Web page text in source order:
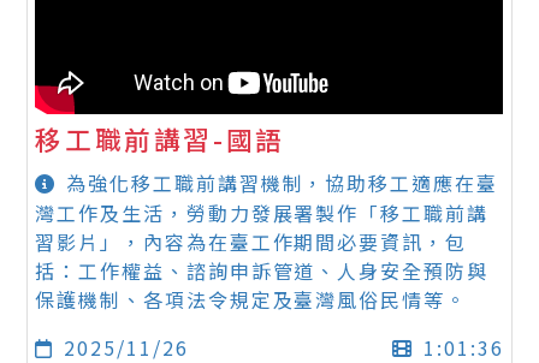
移工職前講習-國語
為強化移工職前講習機制，協助移工適應在臺
灣工作及生活，勞動力發展署製作「移工職前講
習影片」，內容為在臺工作期間必要資訊，包
括：工作權益、諮詢申訴管道、人身安全預防與
保護機制、各項法令規定及臺灣風俗民情等。
2025/11/26
1:01:36